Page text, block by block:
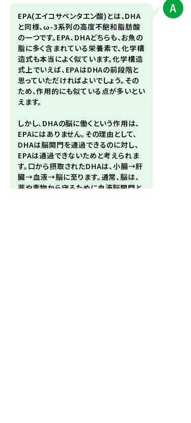
A
EPA(エイコサペンタエン酸)とは、DHA
と同様、ω-3系列の高度不飽和脂肪酸
の一つです。EPA、DHAどちらも、お魚の
脂に多く含まれている栄養素で、化学構
造式も本当によく似ています。化学構造
式上でいえば、EPAはDHAの前段階と
思っていただければよいでしょう。その
ため、作用的にも似ている点が多いとい
えます。
しかし、DHAの脳に働くという作用は、
EPAにはありません。その理由として、
DHAは脳関門を通過できるのに対し、
EPAは通過できないためと考えられま
す。口から摂取されたDHAは、小腸→肝
臓→血液→脳に至ります。通常、脳は、
薬や毒物から守るために血液脳関門と